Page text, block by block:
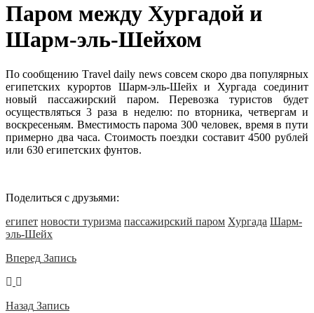
Паром между Хургадой и
Шарм-эль-Шейхом
По сообщению Тravel daily news совсем скоро два популярных
египетских курортов Шарм-эль-Шейх и Хургада соединит
новый пассажирский паром. Перевозка туристов будет
осуществляться 3 раза в неделю: по вторника, четвергам и
воскресеньям. Вместимость парома 300 человек, время в пути
примерно два часа. Стоимость поездки составит 4500 рублей
или 630 египетских фунтов.
Поделиться с друзьями:
египет новости туризма пассажирский паром Хургада Шарм-
эль-Шейх
Вперед Запись
Назад Запись